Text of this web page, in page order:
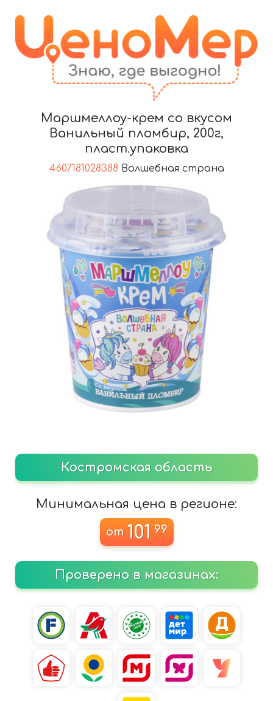
Маршмеллоу-крем со вкусом
Ванильный пломбир, 200г,
пласт.упаковка
4607181028388 Волшебная страна
Костромская область
Минимальная цена в регионе:
от 101 99
Проверено в магазинах: